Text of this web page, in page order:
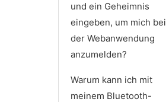
und ein Geheimnis
eingeben, um mich bei
der Webanwendung
anzumelden?
Warum kann ich mit
meinem Bluetooth-